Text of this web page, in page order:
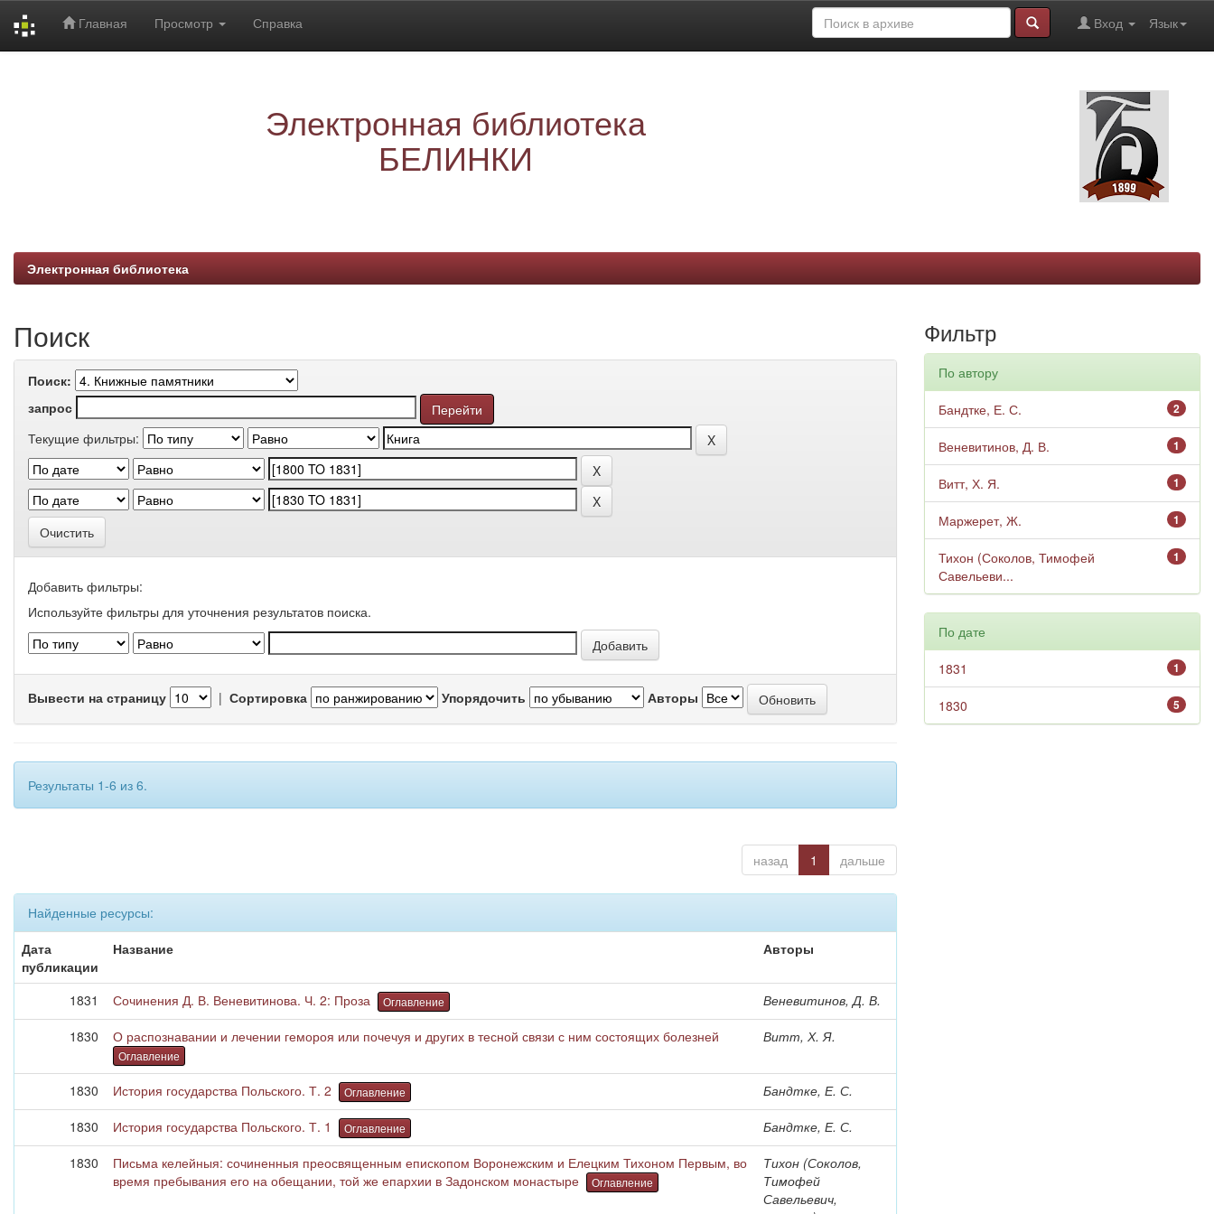
Главная Просмотр Справка Язык
Вход
Электронная библиотека
БЕЛИНКИ
Электронная библиотека
Поиск
Поиск:
запрос
Текущие фильтры:
Очистить
Добавить фильтры:
Используйте фильтры для уточнения результатов поиска.
Вывести на страницу | Сортировка Упорядочить Авторы
Результаты 1-6 из 6.
назад 1 дальше
Найденные ресурсы:
Дата
публикации
Название Авторы
1831 Сочинения Д. В. Веневитинова. Ч. 2: Проза Оглавление
Веневитинов, Д. В.
1830
О распознавании и лечении гемороя или почечуя и других в тесной связи с ним состоящих болезней
Оглавление
Витт, Х. Я.
1830 История государства Польского. Т. 2 Оглавление
Бандтке, Е. С.
1830
История государства Польского. Т. 1 Оглавление
Бандтке, Е. С.
1830
Письма келейныя: сочиненныя преосвященным епископом Воронежским и Елецким Тихоном Первым, во
время пребывания его на обещании, той же епархии в Задонском монастыре
Оглавление
Тихон (Соколов,
Тимофей
Савельевич,
Фильтр
По автору
2
Бандтке, Е. С.
1
Веневитинов, Д. В.
1
Витт, Х. Я.
1
Маржерет, Ж.
1
Тихон (Соколов, Тимофей
Савельеви...
По дате
1
1831
5
1830